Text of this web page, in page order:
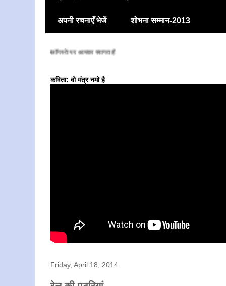
अपनी रचनाएँ भेजें शोभना सम्मान-2013
सादर ब्लॉगस्ते पर आपका स्वागत है
कविता: वो मंत्र नमो है
Friday, April 18, 2014